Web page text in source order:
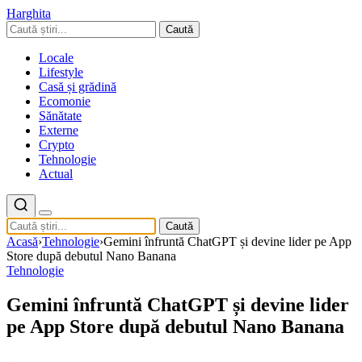
Harghita
Caută
Locale
Lifestyle
Casă și grădină
Ecomonie
Sănătate
Externe
Crypto
Tehnologie
Actual
Caută
Acasă›Tehnologie›Gemini înfruntă ChatGPT și devine lider pe App
Store după debutul Nano Banana
Tehnologie
Gemini înfruntă ChatGPT și devine lider
pe App Store după debutul Nano Banana